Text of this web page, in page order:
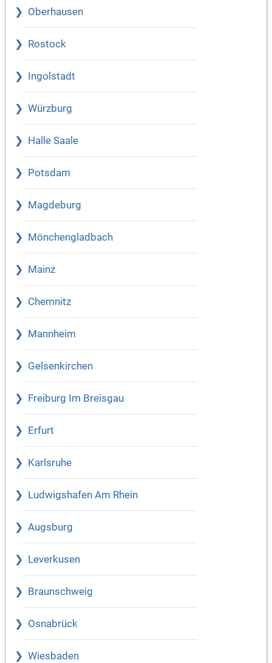
Oberhausen
Rostock
Ingolstadt
Würzburg
Halle Saale
Potsdam
Magdeburg
Mönchengladbach
Mainz
Chemnitz
Mannheim
Gelsenkirchen
Freiburg Im Breisgau
Erfurt
Karlsruhe
Ludwigshafen Am Rhein
Augsburg
Leverkusen
Braunschweig
Osnabrück
Wiesbaden